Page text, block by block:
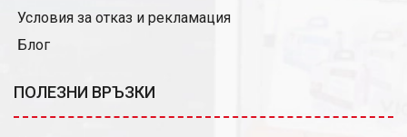
Условия за отказ и рекламация
Блог
ПОЛЕЗНИ ВРЪЗКИ